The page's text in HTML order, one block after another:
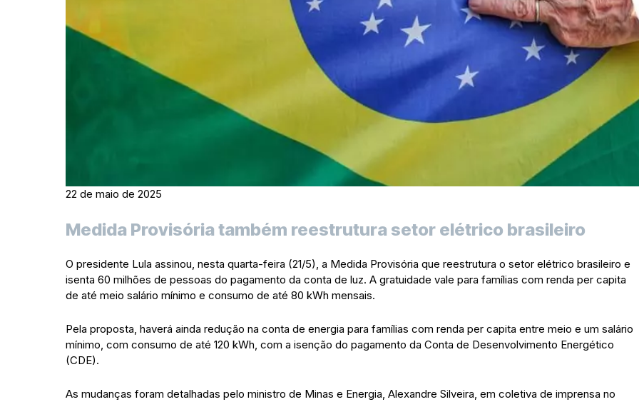
22 de maio de 2025
Medida Provisória também reestrutura setor elétrico brasileiro
O presidente Lula assinou, nesta quarta-feira (21/5), a Medida Provisória que reestrutura o setor elétrico brasileiro e
isenta 60 milhões de pessoas do pagamento da conta de luz. A gratuidade vale para famílias com renda per capita
de até meio salário mínimo e consumo de até 80 kWh mensais.
Pela proposta, haverá ainda redução na conta de energia para famílias com renda per capita entre meio e um salário
mínimo, com consumo de até 120 kWh, com a isenção do pagamento da Conta de Desenvolvimento Energético
(CDE).
As mudanças foram detalhadas pelo ministro de Minas e Energia, Alexandre Silveira, em coletiva de imprensa no